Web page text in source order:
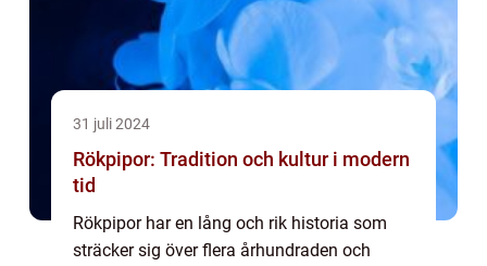
31 juli 2024
Rökpipor: Tradition och kultur i modern
tid
Rökpipor har en lång och rik historia som
sträcker sig över flera århundraden och